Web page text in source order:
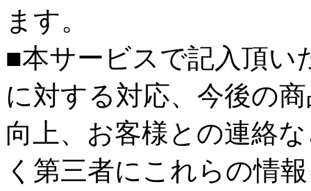
ます。
■本サービスで記入頂い
に対する対応、今後の
向上、お客様との連絡
く第三者にこれらの情